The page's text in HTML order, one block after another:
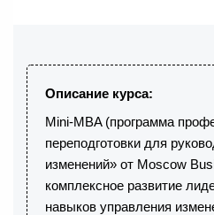
Описание курса:
Mini-MBA (программа
переподготовки для
изменений» от Moscow
комплексное развитие
навыков управления